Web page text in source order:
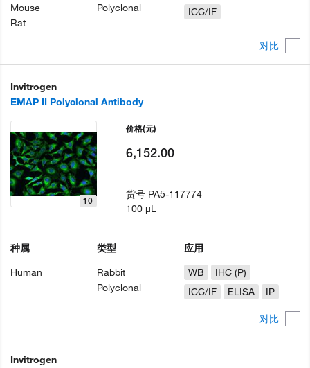
对比
Mouse
Rat
Polyclonal
ICC/IF
Invitrogen
EMAP II Polyclonal Antibody
对比
10
种属
Human
类型
Rabbit
Polyclonal
应用
WB
IHC (P)
ICC/IF
ELISA IP
价格(元)
6,152.00
货号 PA5-117774
100 µL
Invitrogen